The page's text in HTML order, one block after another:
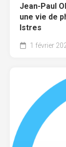
Jean-Paul
une vie de
Istres
1 février